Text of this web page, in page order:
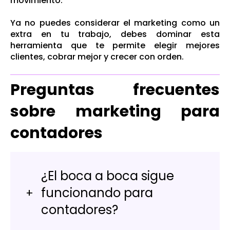
Ya no puedes considerar el marketing como un
extra en tu trabajo, debes dominar esta
herramienta que te permite elegir mejores
clientes, cobrar mejor y crecer con orden.
Preguntas frecuentes
sobre marketing para
contadores
¿El boca a boca sigue
funcionando para
contadores?